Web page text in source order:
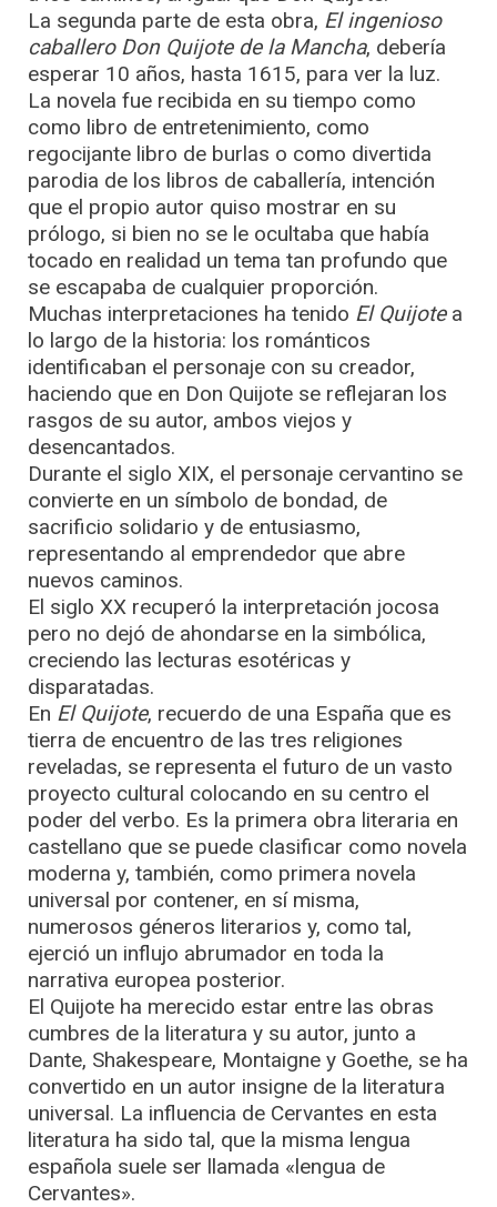
La segunda parte de esta obra, El ingenioso
caballero Don Quijote de la Mancha, debería
esperar 10 años, hasta 1615, para ver la luz.
La novela fue recibida en su tiempo como
como libro de entretenimiento, como
regocijante libro de burlas o como divertida
parodia de los libros de caballería, intención
que el propio autor quiso mostrar en su
prólogo, si bien no se le ocultaba que había
tocado en realidad un tema tan profundo que
se escapaba de cualquier proporción.
Muchas interpretaciones ha tenido El Quijotea
lo largo de la historia: los románticos
identificaban el personaje con su creador,
haciendo que en Don Quijote se reflejaran los
rasgos de su autor, ambos viejos y
desencantados.
Durante el siglo XIX, el personaje cervantino se
convierte en un símbolo de bondad, de
sacrificio solidario y de entusiasmo,
representando al emprendedor que abre
nuevos caminos.
El siglo XX recuperó la interpretación jocosa
pero no dejó de ahondarse en la simbólica,
creciendo las lecturas esotéricas y
disparatadas.
En El Quijote, recuerdo de una España que es
tierra de encuentro de las tres religiones
reveladas, se representa el futuro de un vasto
proyecto cultural colocando en su centro el
poder del verbo. Es la primera obra literaria en
castellano que se puede clasificar como novela
moderna y, también, como primera novela
universal por contener, en sí misma,
numerosos géneros literarios y, como tal,
ejerció un influjo abrumador en toda la
narrativa europea posterior.
El Quijote ha merecido estar entre las obras
cumbres de la literatura y su autor, junto a
Dante, Shakespeare, Montaigne y Goethe, se ha
convertido en un autor insigne de la literatura
universal. La influencia de Cervantes en esta
literatura ha sido tal, que la misma lengua
española suele ser llamada «lengua de
Cervantes».